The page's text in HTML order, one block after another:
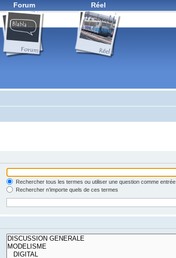
Forum Réel
Rechercher tous les termes ou utiliser une question comme entrée
Rechercher n’importe quels de ces termes